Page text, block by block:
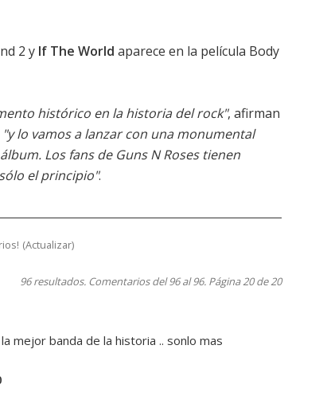
2 y If The World aparece en la película Body
histórico en la historia del rock", afirman
"y lo vamos a lanzar con una monumental
Los fans de Guns N Roses tienen
el principio".
(Actualizar)
96 resultados. Comentarios del 96 al 96. Página 20 de 20
mejor banda de la historia .. sonlo mas